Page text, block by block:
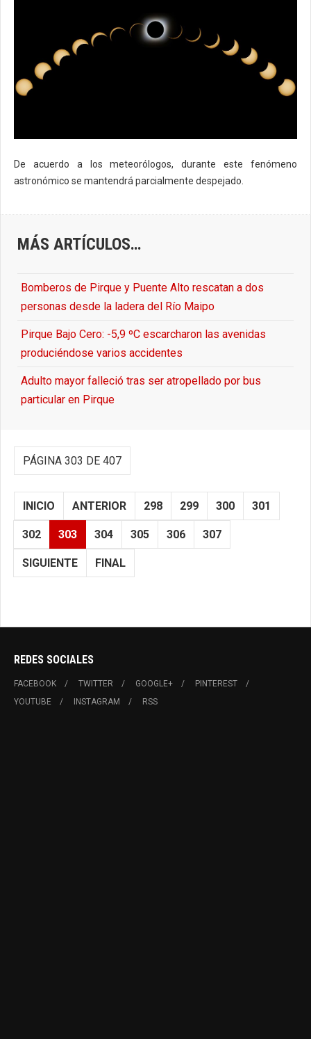
De acuerdo a los meteorólogos, durante este fenómeno
astronómico se mantendrá parcialmente despejado.
MÁS ARTÍCULOS…
Bomberos de Pirque y Puente Alto rescatan a dos
personas desde la ladera del Río Maipo
Pirque Bajo Cero: -5,9 ºC escarcharon las avenidas
produciéndose varios accidentes
Adulto mayor falleció tras ser atropellado por bus
particular en Pirque
PÁGINA 303 DE 407
INICIO ANTERIOR 298 299 300 301
302 303 304 305 306 307
SIGUIENTE FINAL
REDES SOCIALES
FACEBOOK TWITTER GOOGLE+
PINTEREST
YOUTUBE
INSTAGRAM RSS